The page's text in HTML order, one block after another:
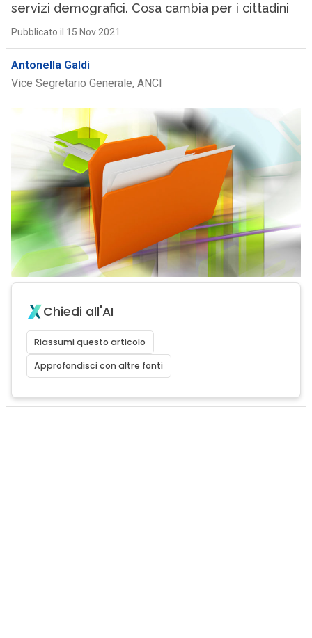
servizi demografici. Cosa cambia per i cittadini
Pubblicato il 15 Nov 2021
Antonella Galdi
Vice Segretario Generale, ANCI
Chiedi all'AI
Riassumi questo articolo
Approfondisci con altre fonti